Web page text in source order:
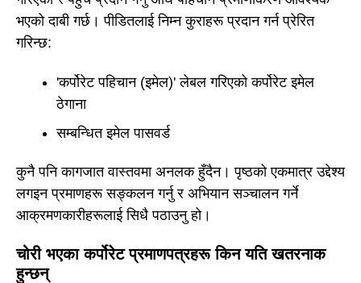
भएको दाबी गर्छ। पीडितलाई निम्न कुराहरू प्रदान गर्न प्रेरित
गरिन्छ:
'कर्पोरेट पहिचान (इमेल)' लेबल गरिएको कर्पोरेट इमेल
ठेगाना
सम्बन्धित इमेल पासवर्ड
कुनै पनि कागजात वास्तवमा अनलक हुँदैन। पृष्ठको एकमात्र उद्देश्य
लगइन प्रमाणहरू सङ्कलन गर्नु र अभियान सञ्चालन गर्ने
आक्रमणकारीहरूलाई सिधै पठाउनु हो।
चोरी भएका कर्पोरेट प्रमाणपत्रहरू किन यति खतरनाक
हुन्छन्